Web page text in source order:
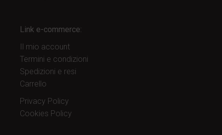
Link e-commerce:
Il mio account
Termini e condizioni
Spedizioni e resi
Carrello
Privacy Policy
Cookies Policy